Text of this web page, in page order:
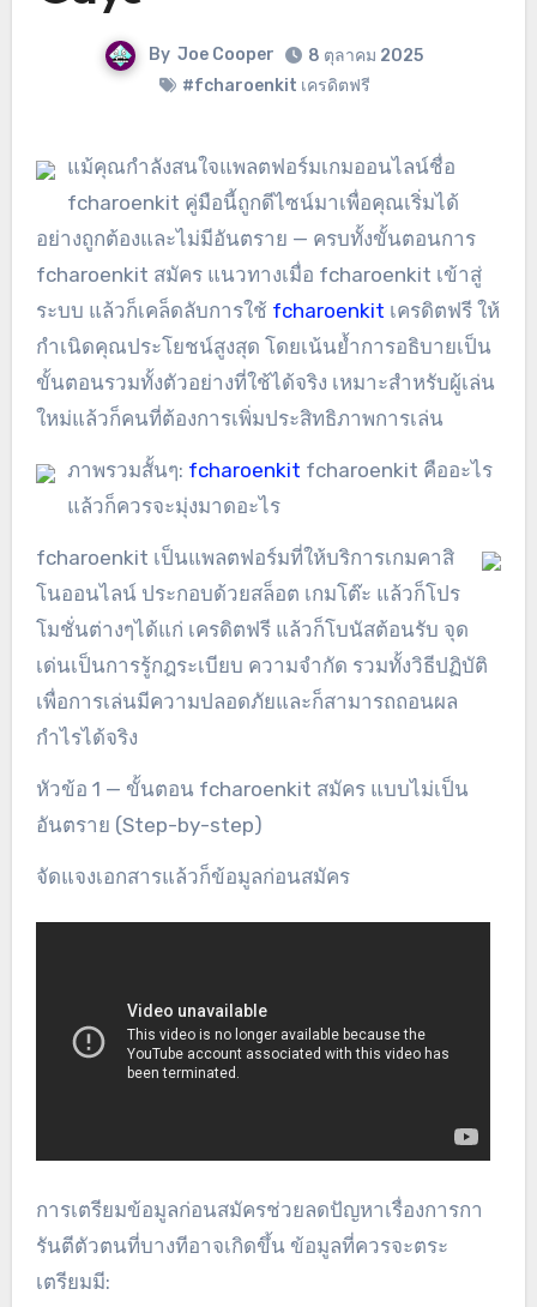
By Joe Cooper
8 ตุลาคม 2025
#fcharoenkit เครดิตฟรี
แม้คุณกำลังสนใจแพลตฟอร์มเกมออนไลน์ชื่อ
fcharoenkit คู่มือนี้ถูกดีไซน์มาเพื่อคุณเริ่มได้
อย่างถูกต้องและไม่มีอันตราย — ครบทั้งขั้นตอนการ
fcharoenkit สมัคร แนวทางเมื่อ fcharoenkit เข้าสู่
ระบบ แล้วก็เคล็ดลับการใช้ fcharoenkit เครดิตฟรี ให้
กำเนิดคุณประโยชน์สูงสุด โดยเน้นย้ำการอธิบายเป็น
ขั้นตอนรวมทั้งตัวอย่างที่ใช้ได้จริง เหมาะสำหรับผู้เล่น
ใหม่แล้วก็คนที่ต้องการเพิ่มประสิทธิภาพการเล่น
ภาพรวมสั้นๆ: fcharoenkit fcharoenkit คืออะไร
แล้วก็ควรจะมุ่งมาดอะไร
fcharoenkit เป็นแพลตฟอร์มที่ให้บริการเกมคาสิ
โนออนไลน์ ประกอบด้วยสล็อต เกมโต๊ะ แล้วก็โปร
โมชั่นต่างๆได้แก่ เครดิตฟรี แล้วก็โบนัสต้อนรับ จุด
เด่นเป็นการรู้กฎระเบียบ ความจำกัด รวมทั้งวิธีปฏิบัติ
เพื่อการเล่นมีความปลอดภัยและก็สามารถถอนผล
กำไรได้จริง
หัวข้อ 1 — ขั้นตอน fcharoenkit สมัคร แบบไม่เป็น
อันตราย (Step-by-step)
จัดแจงเอกสารแล้วก็ข้อมูลก่อนสมัคร
การเตรียมข้อมูลก่อนสมัครช่วยลดปัญหาเรื่องการกา
รันตีตัวตนที่บางทีอาจเกิดขึ้น ข้อมูลที่ควรจะตระ
เตรียมมี: